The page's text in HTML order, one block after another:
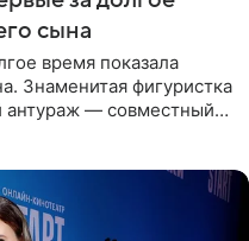
сына
время показала
Знаменитая фигуристка
антураж — совместный